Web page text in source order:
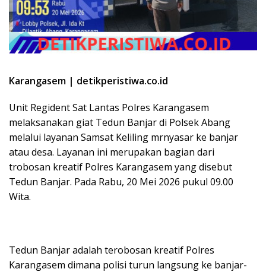
Karangasem | detikperistiwa.co.id
Unit Regident Sat Lantas Polres Karangasem
melaksanakan giat Tedun Banjar di Polsek Abang
melalui layanan Samsat Keliling mrnyasar ke banjar
atau desa. Layanan ini merupakan bagian dari
trobosan kreatif Polres Karangasem yang disebut
Tedun Banjar. Pada Rabu, 20 Mei 2026 pukul 09.00
Wita.
Tedun Banjar adalah terobosan kreatif Polres
Karangasem dimana polisi turun langsung ke banjar-